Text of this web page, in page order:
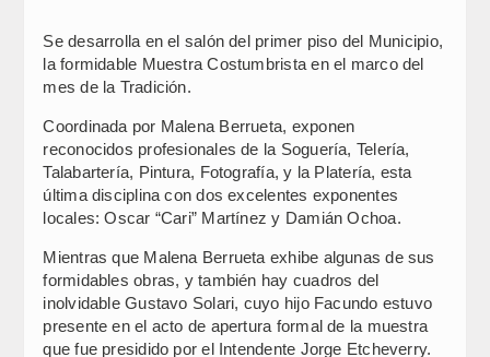
Se desarrolla en el salón del primer piso del Municipio,
la formidable Muestra Costumbrista en el marco del
mes de la Tradición.
Coordinada por Malena Berrueta, exponen
reconocidos profesionales de la Soguería, Telería,
Talabartería, Pintura, Fotografía, y la Platería, esta
última disciplina con dos excelentes exponentes
locales: Oscar “Cari” Martínez y Damián Ochoa.
Mientras que Malena Berrueta exhibe algunas de sus
formidables obras, y también hay cuadros del
inolvidable Gustavo Solari, cuyo hijo Facundo estuvo
presente en el acto de apertura formal de la muestra
que fue presidido por el Intendente Jorge Etcheverry.